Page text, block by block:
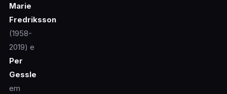
Marie
Fredriksson
(1958-
2019) e
Per
Gessle
em